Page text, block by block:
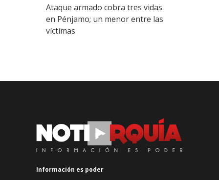
Ataque armado cobra tres vidas
en Pénjamo; un menor entre las
víctimas
Información es poder